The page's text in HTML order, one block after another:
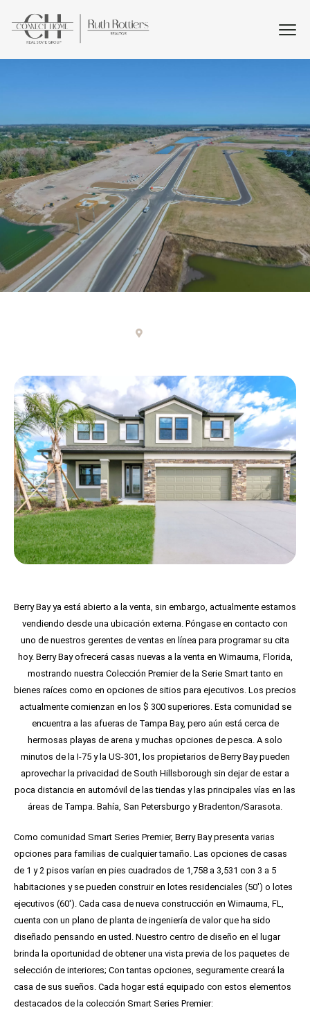
Berry Bay ya está abierto a la venta, sin embargo, actualmente estamos
vendiendo desde una ubicación externa. Póngase en contacto con
uno de nuestros gerentes de ventas en línea para programar su cita
hoy. Berry Bay ofrecerá casas nuevas a la venta en Wimauma, Florida,
mostrando nuestra Colección Premier de la Serie Smart tanto en
bienes raíces como en opciones de sitios para ejecutivos. Los precios
actualmente comienzan en los $ 300 superiores. Esta comunidad se
encuentra a las afueras de Tampa Bay, pero aún está cerca de
hermosas playas de arena y muchas opciones de pesca. A solo
minutos de la I-75 y la US-301, los propietarios de Berry Bay pueden
aprovechar la privacidad de South Hillsborough sin dejar de estar a
poca distancia en automóvil de las tiendas y las principales vías en las
áreas de Tampa. Bahía, San Petersburgo y Bradenton/Sarasota.
Como comunidad Smart Series Premier, Berry Bay presenta varias
opciones para familias de cualquier tamaño. Las opciones de casas
de 1 y 2 pisos varían en pies cuadrados de 1,758 a 3,531 con 3 a 5
habitaciones y se pueden construir en lotes residenciales (50′) o lotes
ejecutivos (60′). Cada casa de nueva construcción en Wimauma, FL,
cuenta con un plano de planta de ingeniería de valor que ha sido
diseñado pensando en usted. Nuestro centro de diseño en el lugar
brinda la oportunidad de obtener una vista previa de los paquetes de
selección de interiores; Con tantas opciones, seguramente creará la
casa de sus sueños. Cada hogar está equipado con estos elementos
destacados de la colección Smart Series Premier: